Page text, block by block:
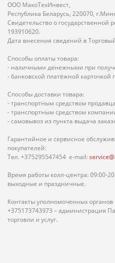
ООО МакоТехИнвест,
Республика Беларусь, 220070,
Свидетельство о государственной
193910620.
Дата внесения сведений в
Способы оплаты товара:
- наличными денежными при
- банковской платёжной карточкой
Способы доставки товара:
- транспортным средством
- транспортным средством
- самовывоз из пункта выдача
Гарантийное и сервисное
покупателей:
Тел. +375295547454 e-mail:
Время работы колл-центра: 09:00-
выходные и праздничные.
Контакты уполномоченных
+375173743973 – администрация
торговли и услуг.